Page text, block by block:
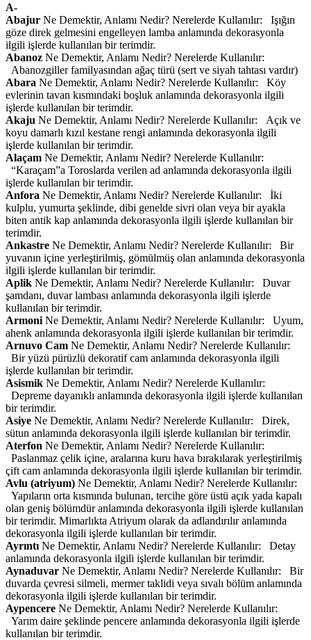
A-
Abajur Ne Demektir, Anlamı Nedir? Nerelerde Kullanılır: Işığın
göze direk gelmesini engelleyen lamba anlamında dekorasyonla
ilgili işlerde kullanılan bir terimdir.
Abanoz Ne Demektir, Anlamı Nedir? Nerelerde Kullanılır:
Abanozgiller familyasından ağaç türü (sert ve siyah tahtası vardır)
Abara Ne Demektir, Anlamı Nedir? Nerelerde Kullanılır: Köy
evlerinin tavan kısmındaki boşluk anlamında dekorasyonla ilgili
işlerde kullanılan bir terimdir.
Akaju Ne Demektir, Anlamı Nedir? Nerelerde Kullanılır: Açık ve
koyu damarlı kızıl kestane rengi anlamında dekorasyonla ilgili
işlerde kullanılan bir terimdir.
Alaçam Ne Demektir, Anlamı Nedir? Nerelerde Kullanılır:
“Karaçam”a Toroslarda verilen ad anlamında dekorasyonla ilgili
işlerde kullanılan bir terimdir.
Anfora Ne Demektir, Anlamı Nedir? Nerelerde Kullanılır: İki
kulplu, yumurta şeklinde, dibi genelde sivri olan veya bir ayakla
biten antik kap anlamında dekorasyonla ilgili işlerde kullanılan bir
terimdir.
Ankastre Ne Demektir, Anlamı Nedir? Nerelerde Kullanılır: Bir
yuvanın içine yerleştirilmiş, gömülmüş olan anlamında dekorasyonla
ilgili işlerde kullanılan bir terimdir.
Aplik Ne Demektir, Anlamı Nedir? Nerelerde Kullanılır: Duvar
şamdanı, duvar lambası anlamında dekorasyonla ilgili işlerde
kullanılan bir terimdir.
Armoni Ne Demektir, Anlamı Nedir? Nerelerde Kullanılır: Uyum,
ahenk anlamında dekorasyonla ilgili işlerde kullanılan bir terimdir.
Arnuvo Cam Ne Demektir, Anlamı Nedir? Nerelerde Kullanılır:
Bir yüzü pürüzlü dekoratif cam anlamında dekorasyonla ilgili
işlerde kullanılan bir terimdir.
Asismik Ne Demektir, Anlamı Nedir? Nerelerde Kullanılır:
Depreme dayanıklı anlamında dekorasyonla ilgili işlerde kullanılan
bir terimdir.
Asiye Ne Demektir, Anlamı Nedir? Nerelerde Kullanılır: Direk,
sütun anlamında dekorasyonla ilgili işlerde kullanılan bir terimdir.
Aterfon Ne Demektir, Anlamı Nedir? Nerelerde Kullanılır:
Paslanmaz çelik içine, aralarına kuru hava bırakılarak yerleştirilmiş
çift cam anlamında dekorasyonla ilgili işlerde kullanılan bir terimdir.
Avlu (atriyum) Ne Demektir, Anlamı Nedir? Nerelerde Kullanılır:
Yapıların orta kısmında bulunan, tercihe göre üstü açık yada kapalı
olan geniş bölümdür anlamında dekorasyonla ilgili işlerde kullanılan
bir terimdir. Mimarlıkta Atriyum olarak da adlandırılır anlamında
dekorasyonla ilgili işlerde kullanılan bir terimdir.
Ayrıntı Ne Demektir, Anlamı Nedir? Nerelerde Kullanılır: Detay
anlamında dekorasyonla ilgili işlerde kullanılan bir terimdir.
Aynaduvar Ne Demektir, Anlamı Nedir? Nerelerde Kullanılır: Bir
duvarda çevresi silmeli, mermer taklidi veya sıvalı bölüm anlamında
dekorasyonla ilgili işlerde kullanılan bir terimdir.
Aypencere Ne Demektir, Anlamı Nedir? Nerelerde Kullanılır:
Yarım daire şeklinde pencere anlamında dekorasyonla ilgili işlerde
kullanılan bir terimdir.